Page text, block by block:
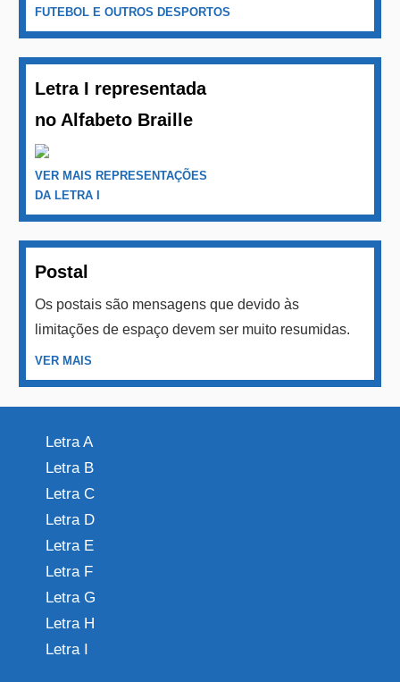
FUTEBOL E OUTROS DESPORTOS
Letra I representada
no Alfabeto Braille
VER MAIS REPRESENTAÇÕES
DA LETRA I
Postal
Os postais são mensagens que devido às
limitações de espaço devem ser muito resumidas.
VER MAIS
Letra A
Letra B
Letra C
Letra D
Letra E
Letra F
Letra G
Letra H
Letra I